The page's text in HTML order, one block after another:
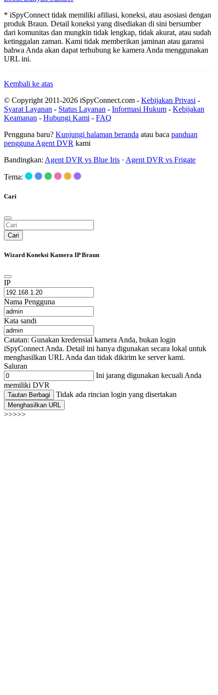
* iSpyConnect tidak memiliki afiliasi, koneksi, atau asosiasi dengan
produk Braun. Detail koneksi yang disediakan di sini bersumber
dari komunitas dan mungkin tidak lengkap, tidak akurat, atau sudah
ketinggalan zaman. Kami tidak memberikan jaminan atau garansi
bahwa Anda akan dapat terhubung ke kamera Anda menggunakan
URL ini.
Kembali ke atas
© Copyright 2011-2026 iSpyConnect.com - Kebijakan Privasi -
Syarat Layanan - Status Layanan - Informasi Hukum - Kebijakan
Keamanan - Hubungi Kami - FAQ
Pengguna baru? Kunjungi halaman beranda atau baca panduan
pengguna Agent DVR kami
Bandingkan: Agent DVR vs Blue Iris · Agent DVR vs Frigate
Tema:
Cari
Cari
Wizard Koneksi Kamera IP Braun
IP
Nama Pengguna
Kata sandi
Catatan: Gunakan kredensial kamera Anda, bukan login
iSpyConnect Anda. Detail ini hanya digunakan secara lokal untuk
menghasilkan URL Anda dan tidak dikirim ke server kami.
Saluran
Ini jarang digunakan kecuali Anda
memiliki DVR
Tautan Berbagi Tidak ada rincian login yang disertakan
Menghasilkan URL
>>>>>